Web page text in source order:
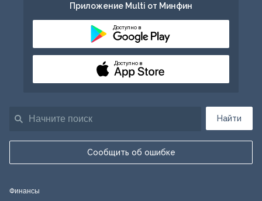
Найти
Сообщить об ошибке
Приложение Multi от Минфин
Доступно в
Доступно в
Финансы